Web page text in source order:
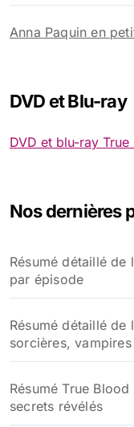
Anna Paquin en
DVD et Blu-ray
DVD et blu-ray True
Nos dernières
Résumé détaillé
par épisode
Résumé détaillé de
sorcières,
Résumé True
secrets révélés